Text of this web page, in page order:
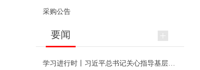
采购公告
要闻